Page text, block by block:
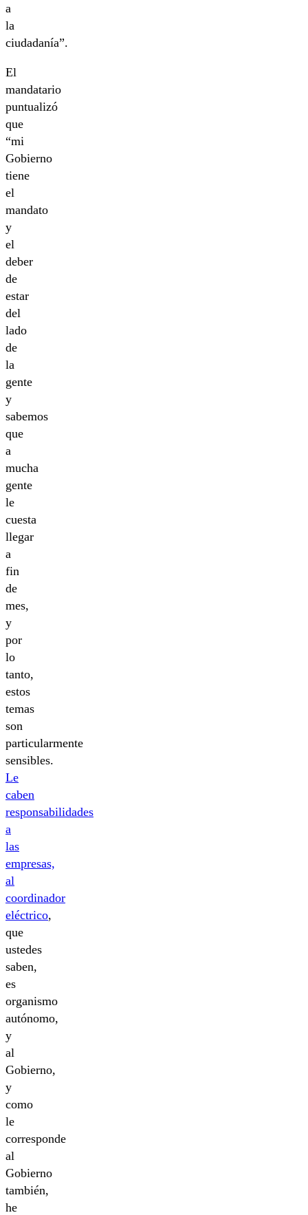
a
la
ciudadanía”.
El
mandatario
puntualizó
que
“mi
Gobierno
tiene
el
mandato
y
el
deber
de
estar
del
lado
de
la
gente
y
sabemos
que
a
mucha
gente
le
cuesta
llegar
a
fin
de
mes,
y
por
lo
tanto,
estos
temas
son
particularmente
sensibles.
Le
caben
responsabilidades
a
las
empresas,
al
coordinador
eléctrico,
que
ustedes
saben,
es
organismo
autónomo,
y
al
Gobierno,
y
como
le
corresponde
al
Gobierno
también,
he